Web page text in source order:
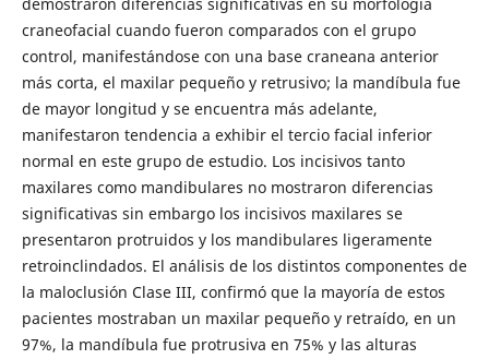
craneofacial cuando fueron comparados con el grupo
control, manifestándose con una base craneana anterior
más corta, el maxilar pequeño y retrusivo; la mandíbula fue
de mayor longitud y se encuentra más adelante,
manifestaron tendencia a exhibir el tercio facial inferior
normal en este grupo de estudio. Los incisivos tanto
maxilares como mandibulares no mostraron diferencias
significativas sin embargo los incisivos maxilares se
presentaron protruidos y los mandibulares ligeramente
retroinclindados. El análisis de los distintos componentes de
la maloclusión Clase III, confirmó que la mayoría de estos
pacientes mostraban un maxilar pequeño y retraído, en un
97%, la mandíbula fue protrusiva en 75% y las alturas